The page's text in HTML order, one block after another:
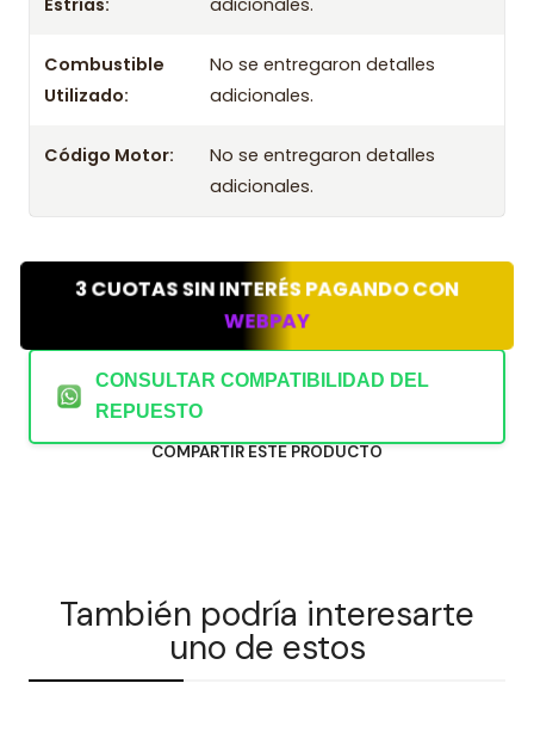
Estrías:
adicionales.
Combustible
Utilizado:
No se entregaron detalles
adicionales.
Código Motor:
No se entregaron detalles
adicionales.
3 CUOTAS SIN INTERÉS PAGANDO CON
WEBPAY
CONSULTAR COMPATIBILIDAD DEL
REPUESTO
COMPARTIR ESTE PRODUCTO
También podría interesarte
uno de estos